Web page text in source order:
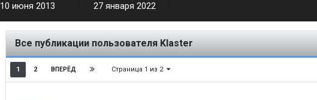
10 июня 2013 27 января 2022
Все публикации пользователя Klaster
1 2 ВПЕРЁД Страница 1 из 2